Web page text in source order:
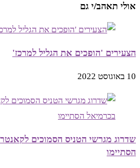
אולי תאהב/י גם
הצעירים 'הופכים את הגליל למרכז'
10 באוגוסט 2022
שדרוג מגרשי הטניס הסמוכים
הסתיימו